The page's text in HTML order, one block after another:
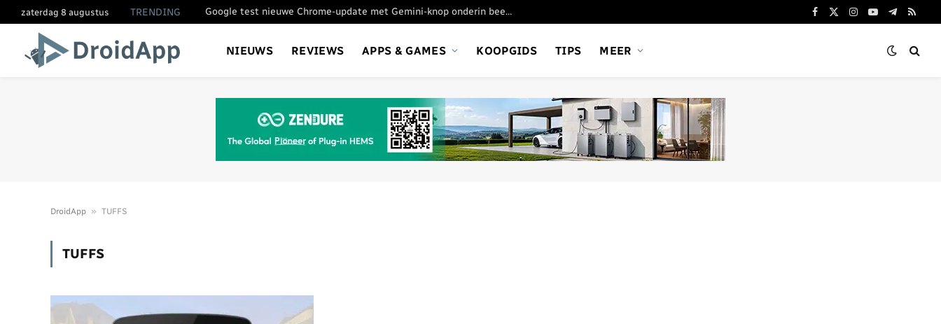
zaterdag 8 augustus TRENDING Google test nieuwe Chrome-update met Gemini-knop onderin beeld
Facebook
X
Instagram
YouTube
Telegram
RSS
NIEUWS REVIEWS APPS & GAMES KOOPGIDS TIPS MEER
DroidApp » TUFFS
TUFFS